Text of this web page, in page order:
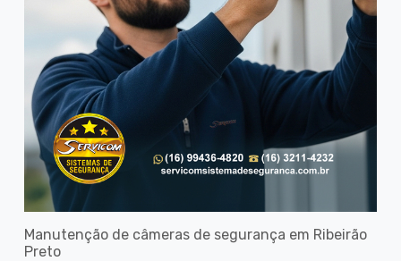
Manutenção de câmeras de segurança em Ribeirão
Preto